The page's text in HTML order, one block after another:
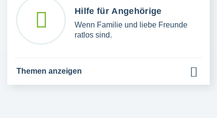
Hilfe für Angehörige
Wenn Familie und liebe Freunde
ratlos sind.
Themen anzeigen